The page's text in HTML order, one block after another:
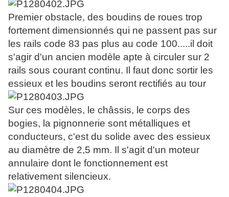
Premier obstacle, des boudins de roues trop
fortement dimensionnés qui ne passent pas sur
les rails code 83 pas plus au code 100.....il doit
s'agir d'un ancien modèle apte à circuler sur 2
rails sous courant continu. Il faut donc sortir les
essieux et les boudins seront rectifiés au tour
Sur ces modèles, le châssis, le corps des
bogies, la pignonnerie sont métalliques et
conducteurs, c'est du solide avec des essieux
au diamètre de 2,5 mm. Il s'agit d'un moteur
annulaire dont le fonctionnement est
relativement silencieux.